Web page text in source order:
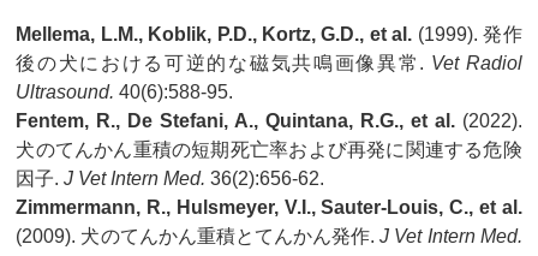
Mellema, L.M., Koblik, P.D., Kortz, G.D., et al. (1999). 発作
後の犬における可逆的な磁気共鳴画像異常. Vet Radiol
Ultrasound. 40(6):588-95.
Fentem, R., De Stefani, A., Quintana, R.G., et al.(2022).
犬のてんかん重積の短期死亡率および再発に関連する危険
因子.J Vet Intern Med. 36(2):656-62.
Zimmermann, R., Hulsmeyer, V.I., Sauter-Louis, C., et al.
(2009). 犬のてんかん重積とてんかん発作.J Vet Intern Med.